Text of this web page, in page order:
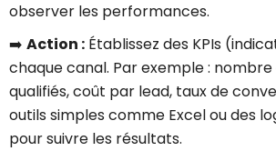
observer les performances.
➡️ Action : Établissez des KPIs
chaque canal. Par exemple :
qualifiés, coût par lead, taux de
outils simples comme Excel ou des
pour suivre les résultats.